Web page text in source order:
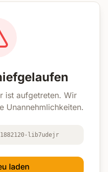
ist aufgetreten. Wir
Unannehmlichkeiten.
lib7udejr
laden